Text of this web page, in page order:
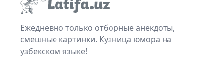
Ежедневно только отборные анекдоты,
смешные картинки. Кузница юмора на
узбекском языке!